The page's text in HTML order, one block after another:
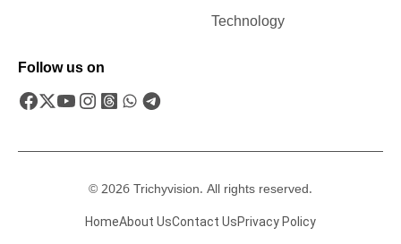
Technology
Follow us on
© 2026 Trichyvision. All rights reserved.
HomeAbout UsContact UsPrivacy Policy